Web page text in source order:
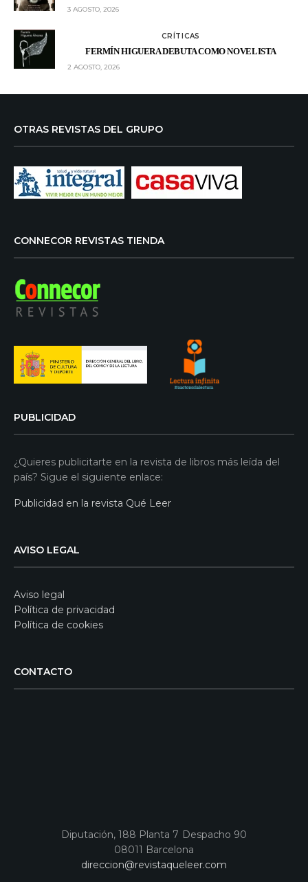
3 AGOSTO, 2026
CRÍTICAS
FERMÍN HIGUERA DEBUTA COMO NOVELISTA
2 AGOSTO, 2026
OTRAS REVISTAS DEL GRUPO
CONNECOR REVISTAS TIENDA
PUBLICIDAD
¿Quieres publicitarte en la revista de libros más leída del
país? Sigue el siguiente enlace:
Publicidad en la revista Qué Leer
AVISO LEGAL
Aviso legal
Política de privacidad
Política de cookies
CONTACTO
Diputación, 188 Planta 7 Despacho 90
08011 Barcelona
direccion@revistaqueleer.com